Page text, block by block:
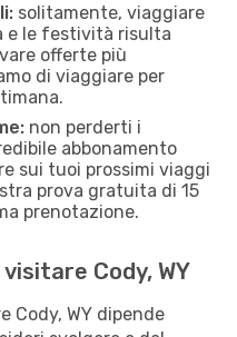
solitamente, viaggiare
e le festività risulta
offerte più
di viaggiare per
non perderti i
abbonamento
sui tuoi prossimi viaggi
prova gratuita di 15
prenotazione.
Cody, WY
Cody, WY dipende